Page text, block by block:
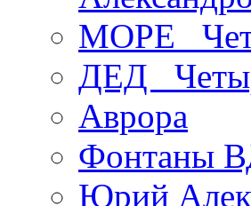
МОРЕ
ДЕД
Аврора
Фонтаны
Юрий